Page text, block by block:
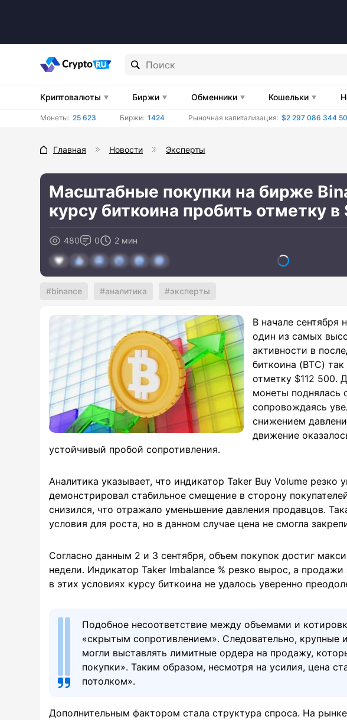
Криптовалюты Биржи Обменники Кошельки
Монеты: 25 623 Биржи: 1424 Рыночная капитализация: $2 297 086 344
Главная Новости Эксперты
Масштабные покупки на бирже
курсу биткоина пробить отметку в
480 0 2 мин
binance аналитика эксперты
В начале сентября
один из самых
активности в
биткоина (BTC)
отметку $112 500.
монеты поднялась
сопровождаясь
снижением
движение
устойчивый пробой сопротивления.
Аналитика указывает, что индикатор Taker Buy Volume резко
демонстрировал стабильное смещение в сторону
снизился, что отражало уменьшение давления продавцов.
условия для роста, но в данном случае цена не смогла
Согласно данным 2 и 3 сентября, объем покупок достиг
недели. Индикатор Taker Imbalance % резко вырос, а
в этих условиях курсу биткоина не удалось уверенно
Подобное несоответствие между объемами и
«скрытым сопротивлением». Следовательно,
могли выставлять лимитные ордера на продажу,
покупки». Таким образом, несмотря на усилия, цена
потолком».
Дополнительным фактором стала структура спроса. На